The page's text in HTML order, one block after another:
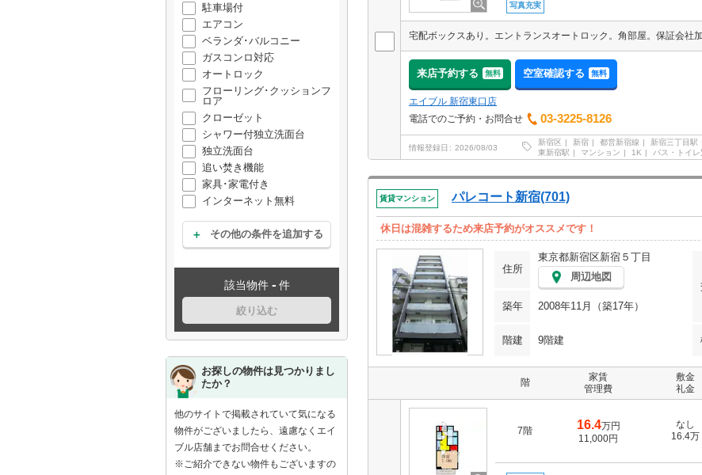
駐車場付
エアコン
ベランダ･バルコニー
ガスコンロ対応
オートロック
フローリング･クッションフ
ロア
クローゼット
シャワー付独立洗面台
独立洗面台
追い焚き機能
家具･家電付き
インターネット無料
その他の条件を追加する
該当物件 - 件
絞り込む
お探しの物件は見つかりまし
たか？
他のサイトで掲載されていて気になる
物件がございましたら、遠慮なくエイ
ブル店舗までお問合せください。
※ご紹介できない物件もございますの
写真充実
来店予約する 無料 空室確認する 無料
エイブル 新宿東口店
電話でのご予約・お問合せ
03-3225-8126
情報登録日 2026/08/03
新宿区 新宿 都営新宿線 新宿三丁目駅
東新宿駅
マンション 1K バス・トイレ
賃貸マンション パレコート新宿(701)
休日は混雑するため来店予約がオススメです！
住所
東京都新宿区新宿５丁目
周辺地図
築年 2008年11月（築17年）
階建 9階建
階
家賃
管理費
敷金
礼金
7階 16.4万円
11,000円
なし
16.4万